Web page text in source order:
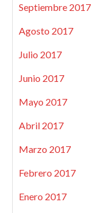
Septiembre 2017
Agosto 2017
Julio 2017
Junio 2017
Mayo 2017
Abril 2017
Marzo 2017
Febrero 2017
Enero 2017